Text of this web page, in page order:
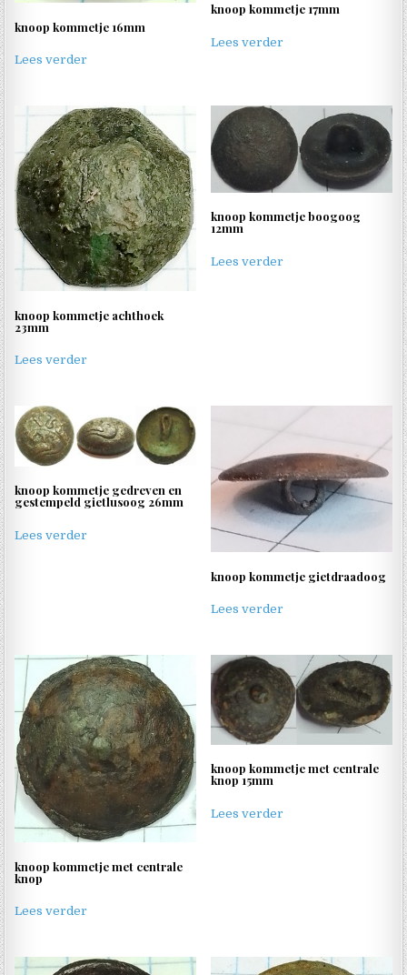
knoop kommetje 16mm
Lees verder
knoop kommetje 17mm
Lees verder
knoop kommetje achthoek
23mm
Lees verder
knoop kommetje boogoog
12mm
Lees verder
knoop kommetje gedreven en
gestempeld gietlusoog 26mm
Lees verder
knoop kommetje gietdraadoog
Lees verder
knoop kommetje met centrale
knop
Lees verder
knoop kommetje met centrale
knop 15mm
Lees verder